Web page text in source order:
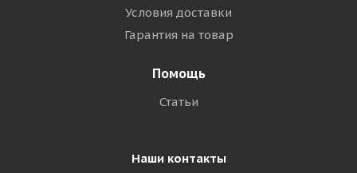
Условия доставки
Гарантия на товар
Помощь
Статьи
Наши контакты